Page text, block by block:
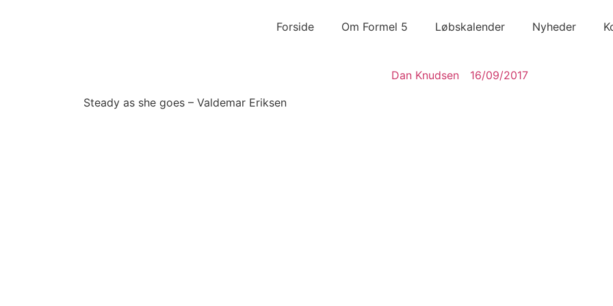
Forside Om Formel 5 Løbskalender Nyheder
Dan Knudsen
16/09/2017
Steady as she goes – Valdemar Eriksen